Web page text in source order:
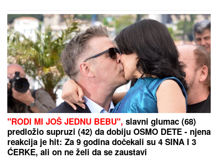
"RODI MI JOŠ JEDNU BEBU", slavni glumac (68)
predložio supruzi (42) da dobiju OSMO DETE - njena
reakcija je hit: Za 9 godina dočekali su 4 SINA I 3
ĆERKE, ali on ne želi da se zaustavi